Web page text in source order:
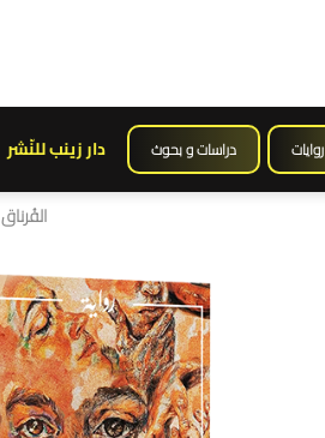
دار زينب للنّشر دراسات و بحوث روايات
الفُرناق